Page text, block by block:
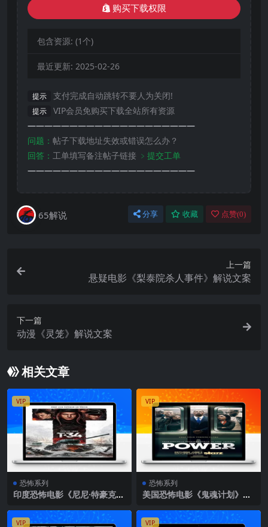
购买下载权限
包含资源: (1个)
最近更新: 2025-02-26
提示 支付完成自动跳转不要人为关闭!
提示
VIP会员免购买下载全站所有资源
————————————————————
问题： 帖子下载地址失效或错误怎么办？
回答： 工单填写备注帖子链接 ﹥提交工单
————————————————————
65解说 分享 收藏 点赞(0)
上一篇
悬疑电影《梨泰院杀人事件》解说文案
下一篇
动漫《灵笼》解说文案
相关文章
VIP
恐怖系列
印度恐怖电影《尼尼·特豪克》
VIP
恐怖系列
美国恐怖电影《鬼魂计划》解
VIP VIP